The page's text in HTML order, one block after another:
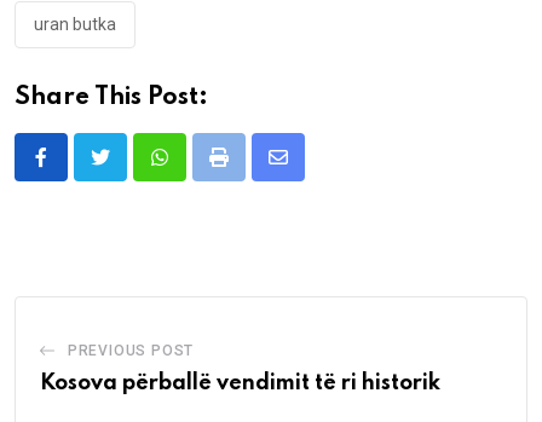
uran butka
Share This Post:
WhatsappPrint
Share
PREVIOUS POST
Kosova përballë vendimit të ri historik